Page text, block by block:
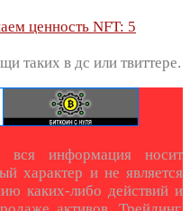
ценность NFT: 5
таких в дс или твиттере.
вся информация носит
характер и не является
каких-либо действий и